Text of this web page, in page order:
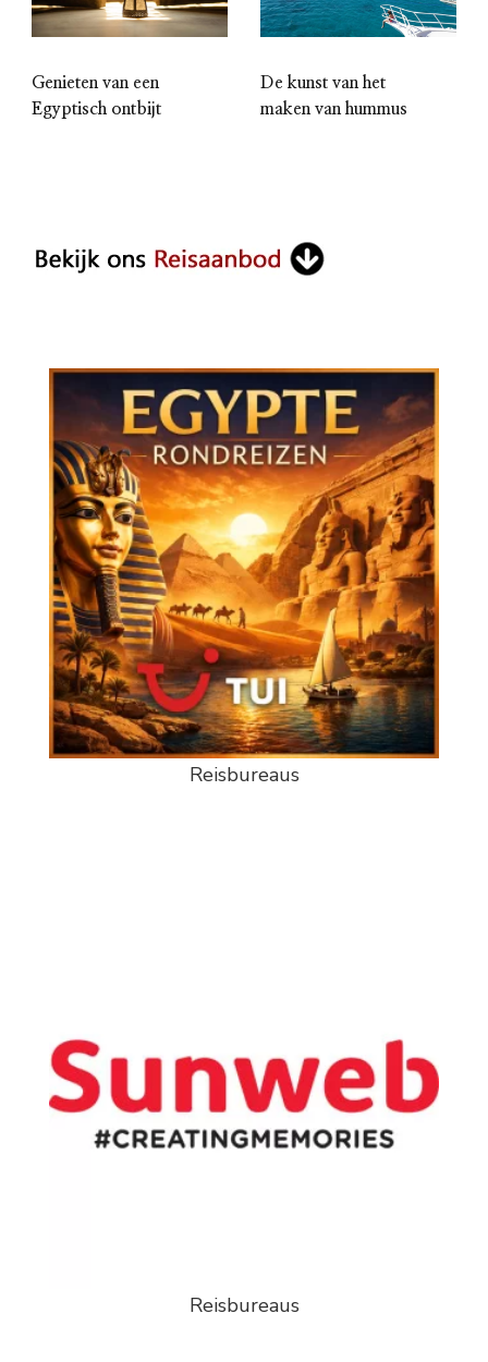
Genieten van een
Egyptisch ontbijt
De kunst van het
maken van hummus
Reisbureaus
Reisbureaus